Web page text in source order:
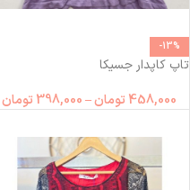
-13%
تاپ کاپدار جسیکا
458,000 تومان–
398,000 تومان